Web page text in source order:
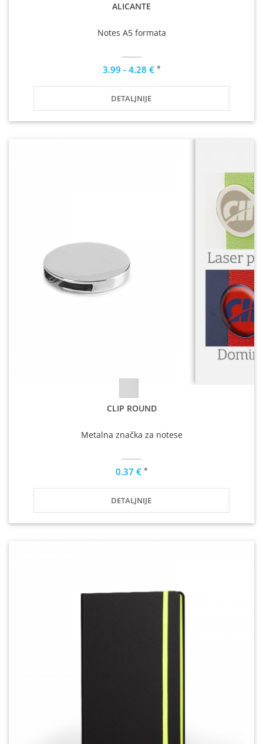
ALICANTE
Notes A5 formata
3.99 - 4.28 € *
DETALJNIJE
CLIP ROUND
Metalna značka za notese
0.37 € *
DETALJNIJE